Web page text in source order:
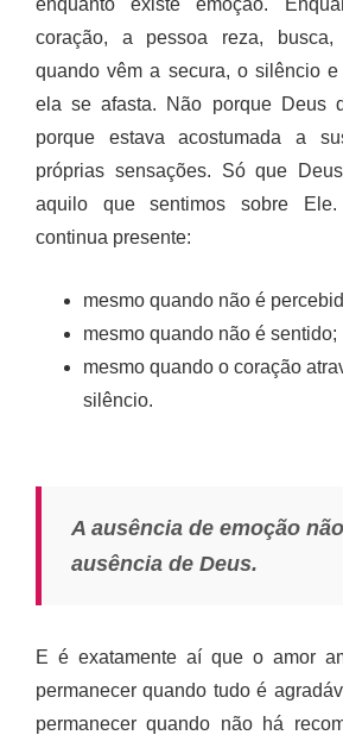
enquanto existe emoção.
coração, a pessoa reza, busca,
quando vêm a secura, o silêncio
ela se afasta. Não porque Deus
porque estava acostumada a
próprias sensações. Só que
aquilo que sentimos sobre Ele.
continua presente:
mesmo quando não é
mesmo quando não é sentido;
mesmo quando o coração
silêncio.
A ausência de emoção
ausência de Deus.
E é exatamente aí que o amor
permanecer quando tudo é
permanecer quando não há